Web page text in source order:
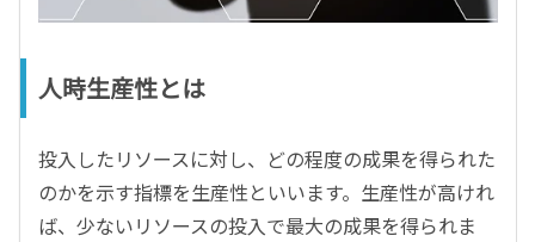
人時生産性とは
投入したリソースに対し、どの程度の成果を得られた
のかを示す指標を生産性といいます。生産性が高けれ
ば、少ないリソースの投入で最大の成果を得られま